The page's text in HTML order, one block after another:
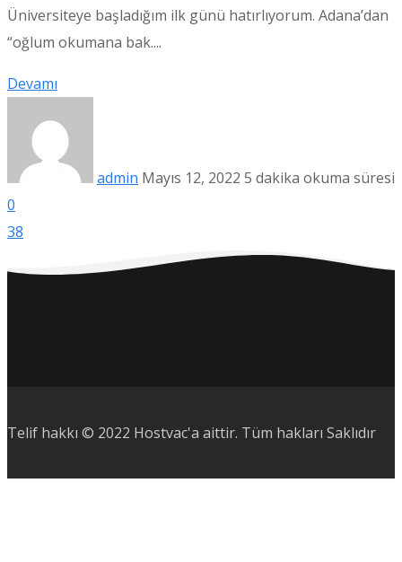
Üniversiteye başladığım ilk günü hatırlıyorum. Adana’dan
“oğlum okumana bak....
Devamı
admin Mayıs 12, 2022 5 dakika okuma süresi
0
38
Telif hakkı © 2022 Hostvac'a aittir. Tüm hakları Saklıdır